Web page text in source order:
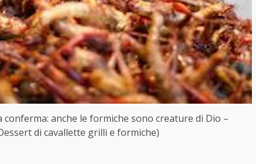
anche le formiche sono creature di Dio –
di cavallette grilli e formiche)